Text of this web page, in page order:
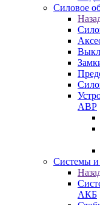
Силовое
АВР
Системы и
АКБ